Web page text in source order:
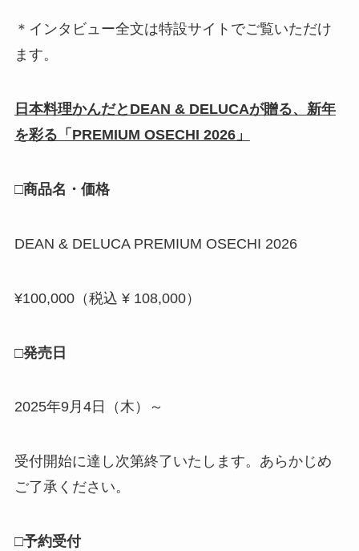
＊インタビュー全文は特設サイトでご覧いただけ
ます。
日本料理かんだとDEAN & DELUCAが贈る、新年
を彩る「PREMIUM OSECHI 2026」
□商品名・価格
DEAN & DELUCA PREMIUM OSECHI 2026
¥100,000（税込 ¥ 108,000）
□発売日
2025年9月4日（木）～
受付開始に達し次第終了いたします。あらかじめ
ご了承ください。
□予約受付